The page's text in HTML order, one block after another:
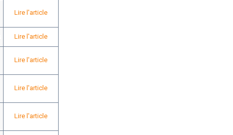
Lire l'article
Lire l'article
Lire l'article
Lire l'article
Lire l'article